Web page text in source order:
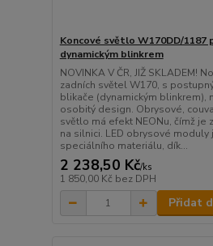
Koncové světlo W170DD/1187
dynamickým blinkrem
NOVINKA V ČR, JIŽ SKLADEM!
zadních světel W170, s
blikače (dynamickým blinkrem),
osobitý design. Obrysové,
světlo má efekt NEONu, čímž je
na silnici. LED obrysové moduly
speciálního materiálu, dík...
2 238,50 Kč/ks
1 850,00 Kč bez DPH
Přidat